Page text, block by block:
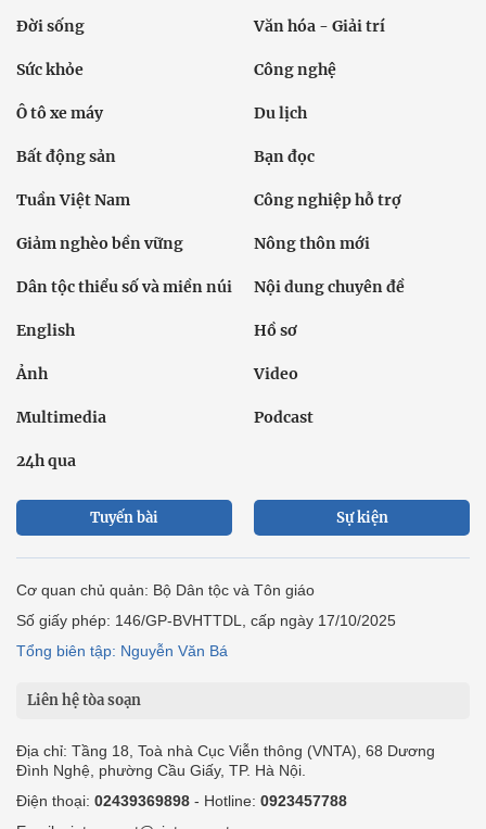
Đời sống Văn hóa - Giải trí
Sức khỏe Công nghệ
Ô tô xe máy Du lịch
Bất động sản Bạn đọc
Tuần Việt Nam Công nghiệp hỗ trợ
Giảm nghèo bền vững Nông thôn mới
Dân tộc thiểu số và miền núi Nội dung chuyên đề
English Hồ sơ
Ảnh Video
Multimedia Podcast
24h qua
Tuyến bài Sự kiện
Cơ quan chủ quản: Bộ Dân tộc và Tôn giáo
Số giấy phép: 146/GP-BVHTTDL, cấp ngày 17/10/2025
Tổng biên tập: Nguyễn Văn Bá
Liên hệ tòa soạn
Địa chỉ: Tầng 18, Toà nhà Cục Viễn thông (VNTA), 68 Dương
Đình Nghệ, phường Cầu Giấy, TP. Hà Nội.
Điện thoại: 02439369898 - Hotline: 0923457788